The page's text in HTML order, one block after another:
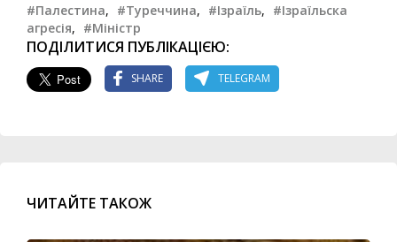
#Палестина, #Туреччина, #Ізраїль, #Ізраїльска
агресія, #Міністр
ПОДІЛИТИСЯ ПУБЛІКАЦІЄЮ:
SHARE TELEGRAM
ЧИТАЙТЕ ТАКОЖ